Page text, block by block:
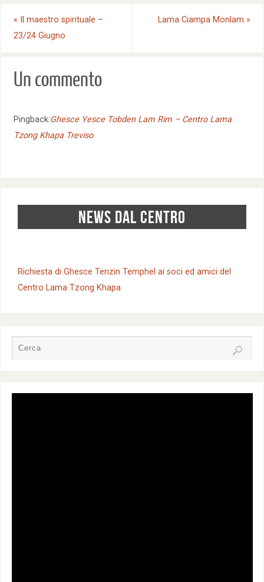
« Il maestro spirituale –
23/24 Giugno
Lama Ciampa Monlam »
Un commento
Pingback:Ghesce Yesce Tobden Lam Rim – Centro Lama
Tzong Khapa Treviso
NEWS DAL CENTRO
Richiesta di Ghesce Tenzin Temphel ai soci ed amici del
Centro Lama Tzong Khapa